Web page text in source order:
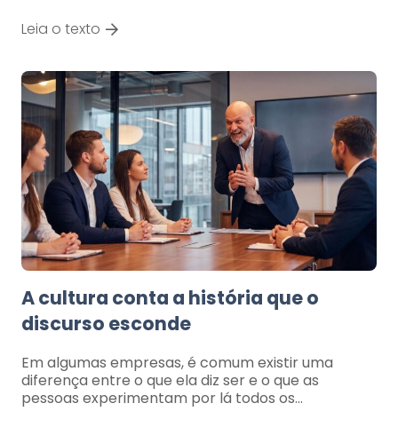
Leia o texto
A cultura conta a história que o
discurso esconde
Em algumas empresas, é comum existir uma
diferença entre o que ela diz ser e o que as
pessoas experimentam por lá todos os…